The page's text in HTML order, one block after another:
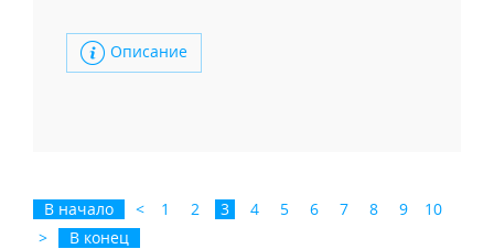
Описание
В начало < 1 2 3 4 5 6 7 8 9
10
>
В конец